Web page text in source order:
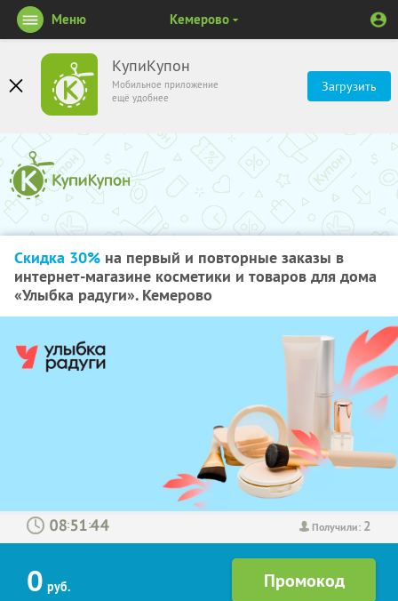
КупиКупон
Мобильное приложение
ещё удобнее
Загрузить
Меню Кемерово
Скидка 30% на первый и повторные заказы в
интернет-магазине косметики и товаров для дома
«Улыбка радуги». Кемерово
Получили: 2
: :
0 руб.